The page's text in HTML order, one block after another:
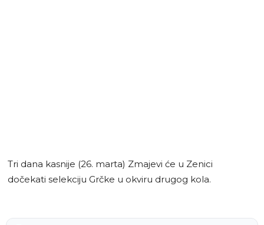
Tri dana kasnije (26. marta) Zmajevi će u Zenici
dočekati selekciju Grčke u okviru drugog kola.